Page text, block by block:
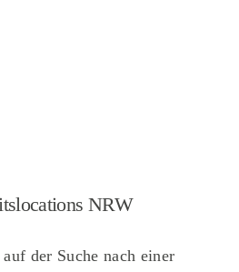
NRW
der Suche nach einer